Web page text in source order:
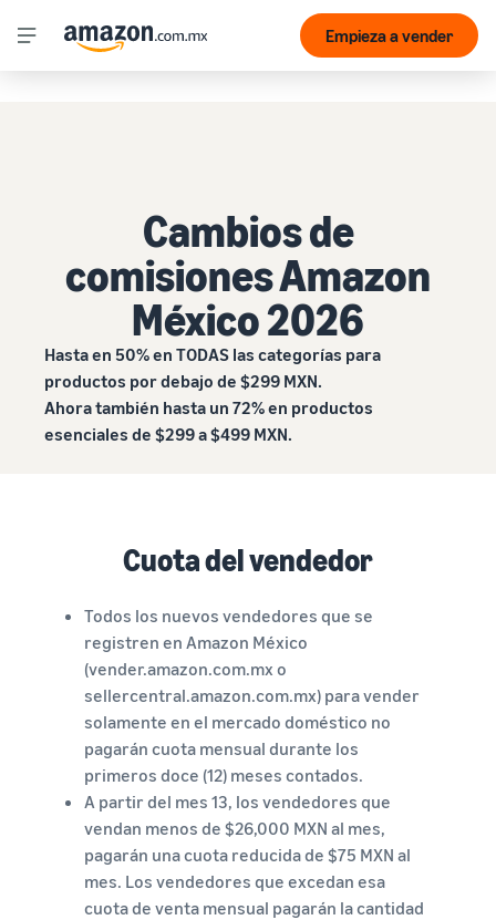
Empieza a vender
Cambios de
comisiones Amazon
México 2026
Hasta en 50% en TODAS las categorías para
productos por debajo de $299 MXN.
Ahora también hasta un 72% en productos
esenciales de $299 a $499 MXN.
Cuota del vendedor
Todos los nuevos vendedores que se
registren en Amazon México
(vender.amazon.com.mx o
sellercentral.amazon.com.mx) para vender
solamente en el mercado doméstico no
pagarán cuota mensual durante los
primeros doce (12) meses contados.
A partir del mes 13, los vendedores que
vendan menos de $26,000 MXN al mes,
pagarán una cuota reducida de $75 MXN al
mes. Los vendedores que excedan esa
cuota de venta mensual pagarán la cantidad